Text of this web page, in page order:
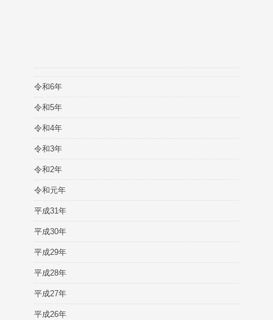
令和6年
令和5年
令和4年
令和3年
令和2年
令和元年
平成31年
平成30年
平成29年
平成28年
平成27年
平成26年